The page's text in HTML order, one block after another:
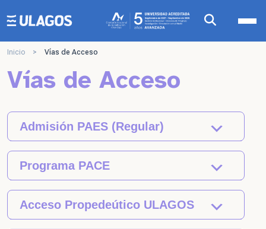
Ulagos Template
Inicio > Vías de Acceso
Vías de Acceso
Admisión PAES (Regular)
Programa PACE
Acceso Propedeútico ULAGOS